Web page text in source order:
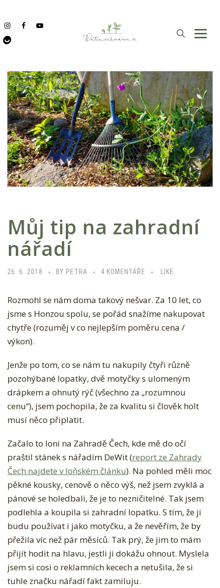
Můj tip na zahradní
nářadí
26. 6. 2018 BY PETRA 4 KOMENTÁŘE
E
X
T
N
Á
Z
V
Ů
J
LIKE
Rozmohl se nám doma takový nešvar. Za 10 let, co
jsme s Honzou spolu, se pořád snažíme nakupovat
chytře (rozuměj v co nejlepším poměru cena /
výkon).
Jenže po tom, co se nám tu nakupily čtyři různě
pozohýbané lopatky, dvě motyčky s ulomeným
drápkem a ohnutý rýč (všechno za „rozumnou
cenu“), jsem pochopila, že za kvalitu si člověk holt
musí něco připlatit.
Začalo to loni na Zahradě Čech, kde mě do očí
praštil stánek s nářadím DeWit (report ze Zahrady
Čech najdete v loňském článku). Na pohled měli moc
pěkné kousky, cenově o něco výš, než jsem zvyklá a
pánové se holedbali, že je to nezničitelné. Tak jsem
podlehla a koupila si zahradní lopatku. S tím, že ji
budu používat i jako motyčku, a že nevěřím, že by
přežila víc než pár měsíců. Tak prý, že jim to mám
přijít hodit na hlavu, jestli ji dokážu ohnout. Myslela
jsem si cosi o reklamních kecech a netušila, že si
tuhle značku nářadí fakt zamiluju.